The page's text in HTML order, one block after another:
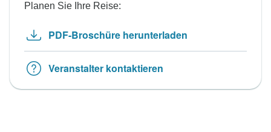
Planen Sie Ihre Reise:
PDF-Broschüre herunterladen
Veranstalter kontaktieren